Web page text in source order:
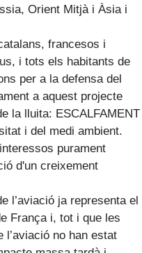
Orient Mitjà i Àsia i
francesos i
i tots els habitants de
per a la defensa del
a aquest projecte
la lluita: ESCALFAMENT
i del medi ambient.
purament
d'un creixement
l’aviació ja representa el
França i, tot i que les
no han estat